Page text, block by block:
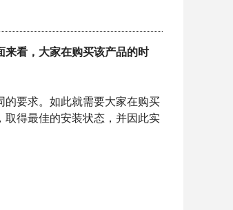
来看，大家在购买该产品的时
要求。如此就需要大家在购买
取得最佳的安装状态，并因此实